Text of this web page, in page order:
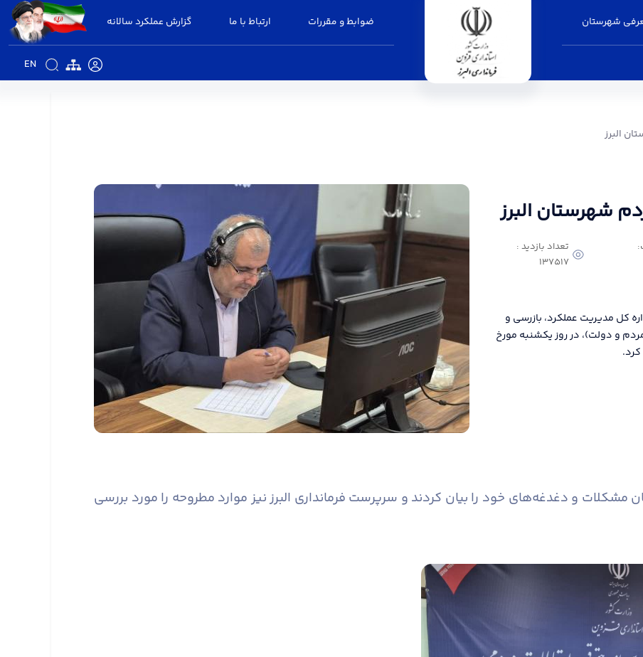
شهرستان ضوابط و مقررات ارتباط با ما گزارش عملکرد سالانه
EN
البرز
شهرستان البرز
تعداد بازدید :
137517
کل مدیریت عملکرد، بازرسی و
و دولت)، در روز یکشنبه مورخ
و دغدغه‌های خود را بیان کردند و سرپرست فرمانداری البرز نیز موارد مطروحه را مورد بررسی